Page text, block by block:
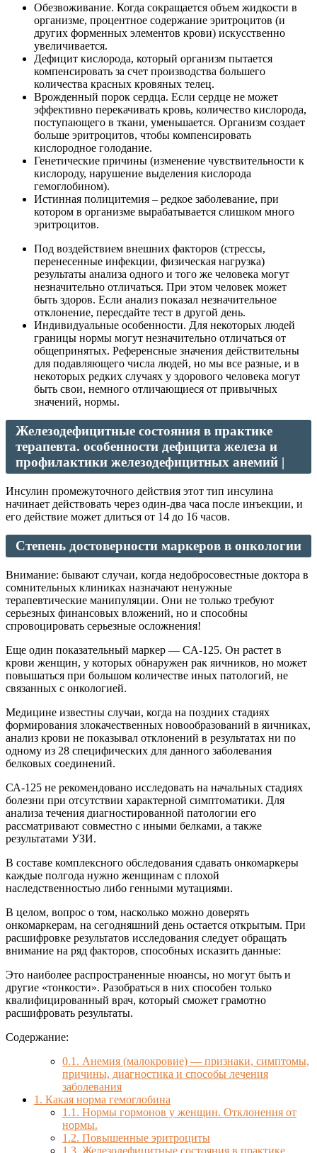
Обезвоживание. Когда сокращается объем жидкости в
организме, процентное содержание эритроцитов (и
других форменных элементов крови) искусственно
увеличивается.
Дефицит кислорода, который организм пытается
компенсировать за счет производства большего
количества красных кровяных телец.
Врожденный порок сердца. Если сердце не может
эффективно перекачивать кровь, количество кислорода,
поступающего в ткани, уменьшается. Организм создает
больше эритроцитов, чтобы компенсировать
кислородное голодание.
Генетические причины (изменение чувствительности к
кислороду, нарушение выделения кислорода
гемоглобином).
Истинная полицитемия – редкое заболевание, при
котором в организме вырабатывается слишком много
эритроцитов.
Под воздействием внешних факторов (стрессы,
перенесенные инфекции, физическая нагрузка)
результаты анализа одного и того же человека могут
незначительно отличаться. При этом человек может
быть здоров. Если анализ показал незначительное
отклонение, пересдайте тест в другой день.
Индивидуальные особенности. Для некоторых людей
границы нормы могут незначительно отличаться от
общепринятых. Референсные значения действительны
для подавляющего числа людей, но мы все разные, и в
некоторых редких случаях у здорового человека могут
быть свои, немного отличающиеся от привычных
значений, нормы.
Железодефицитные состояния в практике
терапевта. особенности дефицита железа и
профилактики железодефицитных анемий |
Инсулин промежуточного действия этот тип инсулина
начинает действовать через один-два часа после инъекции, и
его действие может длиться от 14 до 16 часов.
Степень достоверности маркеров в онкологии
Внимание: бывают случаи, когда недобросовестные доктора в
сомнительных клиниках назначают ненужные
терапевтические манипуляции. Они не только требуют
серьезных финансовых вложений, но и способны
спровоцировать серьезные осложнения!
Еще один показательный маркер — CA-125. Он растет в
крови женщин, у которых обнаружен рак яичников, но может
повышаться при большом количестве иных патологий, не
связанных с онкологией.
Медицине известны случаи, когда на поздних стадиях
формирования злокачественных новообразований в яичниках,
анализ крови не показывал отклонений в результатах ни по
одному из 28 специфических для данного заболевания
белковых соединений.
СА-125 не рекомендовано исследовать на начальных стадиях
болезни при отсутствии характерной симптоматики. Для
анализа течения диагностированной патологии его
рассматривают совместно с иными белками, а также
результатами УЗИ.
В составе комплексного обследования сдавать онкомаркеры
каждые полгода нужно женщинам с плохой
наследственностью либо генными мутациями.
В целом, вопрос о том, насколько можно доверять
онкомаркерам, на сегодняшний день остается открытым. При
расшифровке результатов исследования следует обращать
внимание на ряд факторов, способных исказить данные:
Это наиболее распространенные нюансы, но могут быть и
другие «тонкости». Разобраться в них способен только
квалифицированный врач, который сможет грамотно
расшифровать результаты.
Содержание:
0.1. Анемия (малокровие) — признаки, симптомы,
причины, диагностика и способы лечения
заболевания
1. Какая норма гемоглобина
1.1. Нормы гормонов у женщин. Отклонения от
нормы.
1.2. Повышенные эритроциты
1.3. Железодефицитные состояния в практике